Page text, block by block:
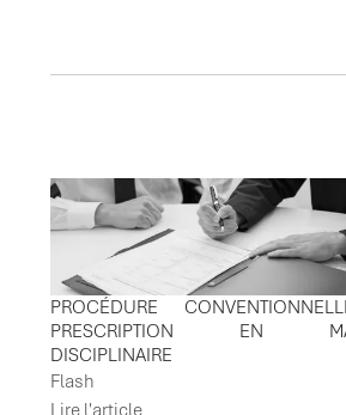
PROCÉDURE
PRESCRIPTION EN
DISCIPLINAIRE
Flash
Lire l'article